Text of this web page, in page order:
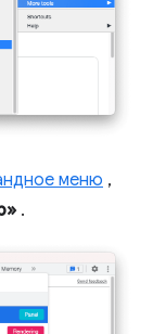
меню ,
.